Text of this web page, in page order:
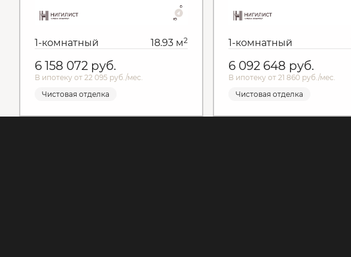
1-комнатный 18.93 м2
6 158 072 руб.
В ипотеку от 22 095 руб./мес.
Чистовая отделка
1-комнатный
6 092 648 руб.
В ипотеку от 21 860 руб./мес.
Чистовая отделка